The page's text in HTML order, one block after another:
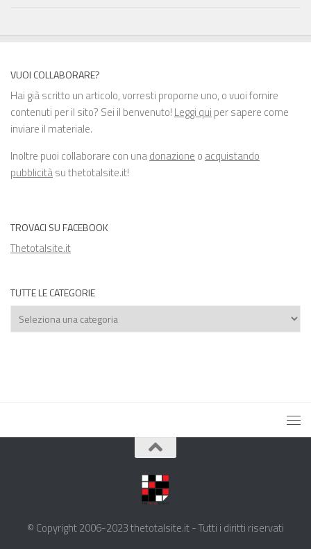
VUOI COLLABORARE?
Hai già scritto un articolo, vorresti proporne uno, o vuoi fornire
contenuti per il sito? Sei il benvenuto! Leggi qui per sapere come
inviare il materiale.
Inoltre puoi collaborare con unadonazione o acquistando
pubblicitàsu thetotalsite.it!
TROVACI SU FACEBOOK
Thetotalsite.it
TUTTE LE CATEGORIE
Tutte
le
© Copyright 2006-2023 thetotalsite.it - Tutti i diritti riservati